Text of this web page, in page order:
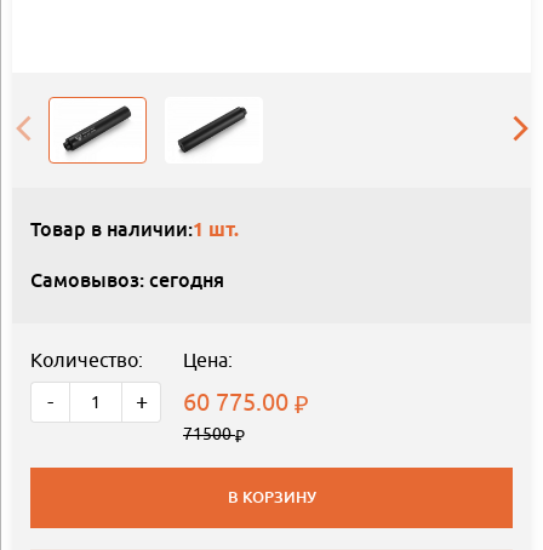
Товар в наличии:1 шт.
Самовывоз: сегодня
Количество:
- +
Цена:
60 775.00
71500
В КОРЗИНУ